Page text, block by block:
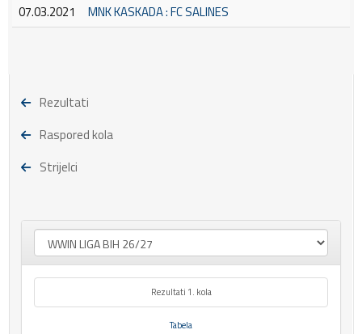
07.03.2021
MNK KASKADA : FC SALINES
Rezultati
Raspored kola
Strijelci
Rezultati 1. kola
Tabela